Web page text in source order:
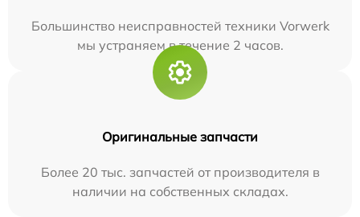
Большинство неисправностей техники Vorwerk
мы устраняем в течение 2 часов.
Оригинальные запчасти
Более 20 тыс. запчастей от производителя в
наличии на собственных складах.